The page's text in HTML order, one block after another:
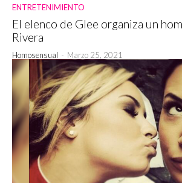
ENTRETENIMIENTO
El elenco de Glee organiza un
Rivera
Homosensual - Marzo 25, 2021